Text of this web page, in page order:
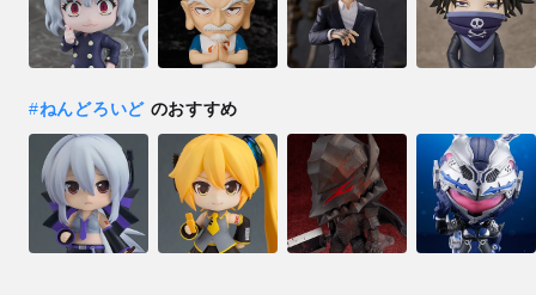
#ねんどろいどのおすすめ